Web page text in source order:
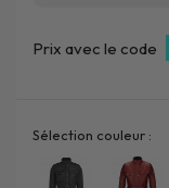
Prix avec le code
Sélection couleur :